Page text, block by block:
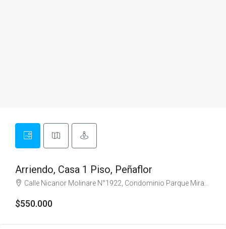
Arriendo, Casa 1 Piso, Peñaflor
Calle Nicanor Molinare N°1922, Condominio Parque Miraflores
$550.000